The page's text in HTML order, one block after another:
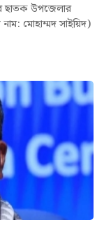
ছাতক উপজেলার
মোহাম্মদ সাইয়িদ)